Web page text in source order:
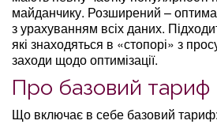
майданчику. Розширений –
з урахуванням всіх даних.
які знаходяться в «стопорі» з
заходи щодо оптимізації.
Про базовий тариф
Що включає в себе базовий тариф: